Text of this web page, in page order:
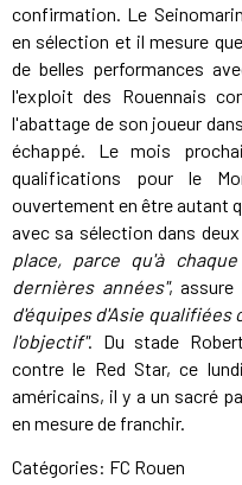
confirmation. Le
en sélection et il mesure
de belles performances
l'exploit des Rouennais
l'abattage de son joueur
échappé. Le mois
qualifications pour le
ouvertement en être autant
avec sa sélection dans deux
place, parce qu'à
dernières années", assure
d'équipes d'Asie
l'objectif". Du stade
contre le Red Star, ce
américains, il y a un sacré
en mesure de franchir.
Catégories: FC Rouen